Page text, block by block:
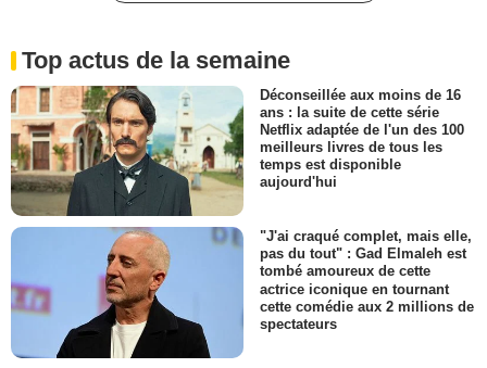
Top actus de la semaine
Déconseillée aux moins de 16
ans : la suite de cette série
Netflix adaptée de l'un des 100
meilleurs livres de tous les
temps est disponible
aujourd'hui
"J'ai craqué complet, mais elle,
pas du tout" : Gad Elmaleh est
tombé amoureux de cette
actrice iconique en tournant
cette comédie aux 2 millions de
spectateurs